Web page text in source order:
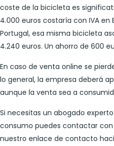
coste de la bicicleta es
4.000 euros costaría con IVA en
Portugal, esa misma bicicleta
4.240 euros. Un ahorro de 600
En caso de venta online se
lo general, la empresa deberá
aunque la venta sea a
Si necesitas un abogado
consumo puedes contactar
nuestro enlace de contacto